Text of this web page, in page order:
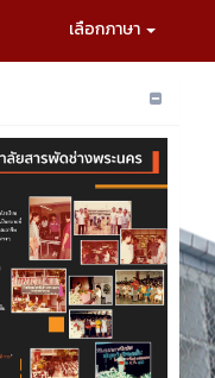
เลือกภาษา